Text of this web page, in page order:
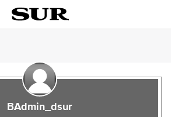
BAdmin_dsur